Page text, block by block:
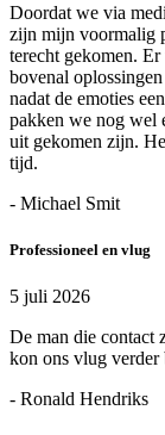
Doordat we via
zijn mijn voormalig
terecht gekomen.
bovenal
nadat de emoties
pakken we nog wel
uit gekomen zijn.
tijd.
- Michael Smit
Professioneel en vlug
5 juli 2026
De man die contact
kon ons vlug verder
- Ronald Hendriks